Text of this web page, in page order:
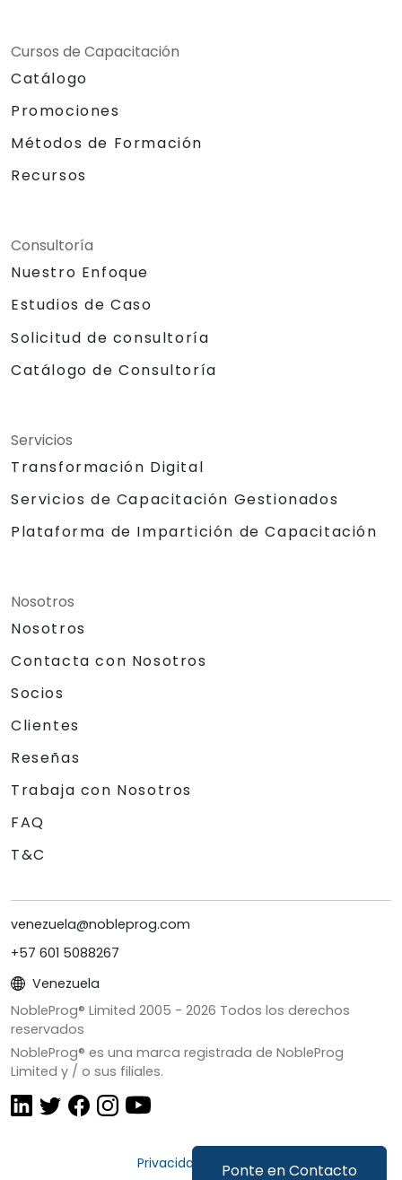
Ponte en Contacto
Cursos de Capacitación
Catálogo
Promociones
Métodos de Formación
Recursos
Consultoría
Nuestro Enfoque
Estudios de Caso
Solicitud de consultoría
Catálogo de Consultoría
Servicios
Transformación Digital
Servicios de Capacitación Gestionados
Plataforma de Impartición de Capacitación
Nosotros
Nosotros
Contacta con Nosotros
Socios
Clientes
Reseñas
Trabaja con Nosotros
FAQ
T&C
venezuela@nobleprog.com
+57 601 5088267
Venezuela
NobleProg® Limited 2005 - 2026 Todos los derechos
reservados
NobleProg® es una marca registrada de NobleProg
Limited y / o sus filiales.
Privacidad y Cookies